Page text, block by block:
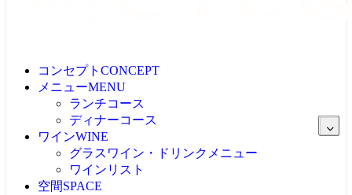
コンセプト CONCEPT
メニューMENU
ランチコース
ディナーコース
ワインWINE
グラスワイン・ドリンクメニュー
ワインリスト
空間SPACE